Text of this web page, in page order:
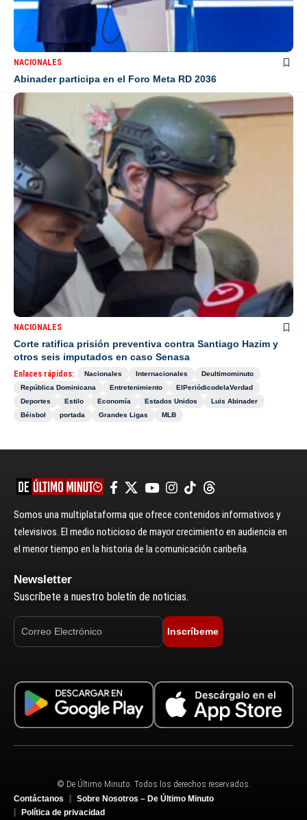
NACIONALES
Abinader participa en el Foro Meta RD 2036
NACIONALES
Corte ratifica prisión preventiva contra Santiago Hazim y
otros seis imputados en caso Senasa
Enlaces rápidos: Nacionales Internacionales
Deultimominuto
República Dominicana
Entretenimiento
ElPeriódicodelaVerdad
Deportes
Estilo Economía Estados Unidos
Luis Abinader
Béisbol
portada Grandes Ligas MLB
Somos una multiplataforma que ofrece contenidos informativos y
televisivos. El medio noticioso de mayor crecimiento en audiencia en
el menor tiempo en la historia de la comunicación caribeña.
Newsletter
Suscríbete a nuestro boletín de noticias.
Inscríbeme
© De Último Minuto. Todos los derechos reservados.
Contáctanos
Sobre Nosotros – De Último Minuto
Política de privacidad